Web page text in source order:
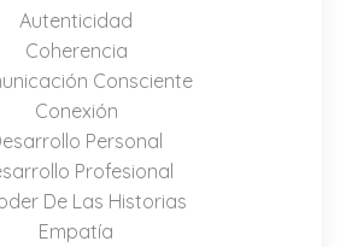
Autenticidad
Coherencia
Consciente
Conexión
Personal
Profesional
De Las Historias
Empatía